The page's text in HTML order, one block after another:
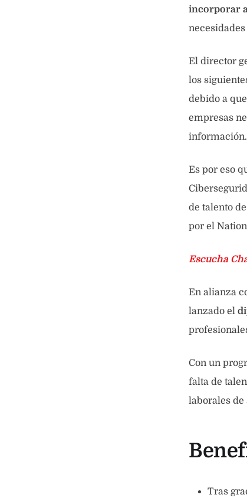
incorporar
El director
los
debido a
empresas
información.
Es por eso
de talento
por el
Escucha
En alianza
lanzado el
Con un
falta de
laborales de
Tras